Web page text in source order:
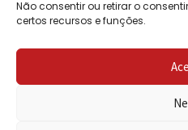
Não consentir ou retirar o
certos recursos e funções.
POLÍTICA DE
REEMBOLSO
LIVRO DE